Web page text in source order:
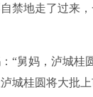
地走了过来，
舅妈，泸城桂
城桂圆将大批